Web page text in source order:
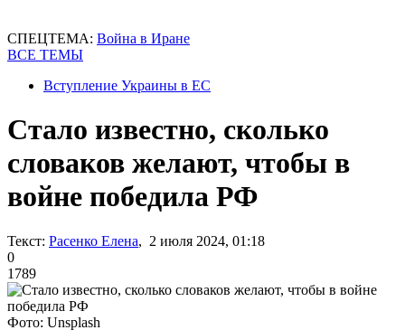
СПЕЦТЕМА: Война в Иране
ВСЕ ТЕМЫ
Вступление Украины в ЕС
Стало известно, сколько
словаков желают, чтобы в
войне победила РФ
Текст: Расенко Елена, 2 июля 2024, 01:18
0
1789
Фото: Unsplash